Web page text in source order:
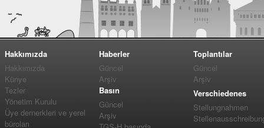
Hakkımızda
Hakkımızda
Künye
Tezler
Yönetim Kurulu
Üye dernerkleri ve yerel
büroları
Haberler
Güncel
Arşiv
Basın
Güncel
Arşiv
Toplantılar
Güncel
Arşiv
Verschiedenes
Stellungnahmen